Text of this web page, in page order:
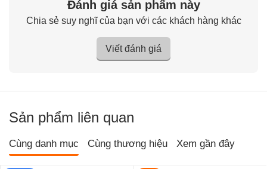
Đánh giá sản phẩm này
Chia sẻ suy nghĩ của bạn với các khách hàng khác
Viết đánh giá
Sản phẩm liên quan
Cùng danh mục Cùng thương hiệu Xem gần đây